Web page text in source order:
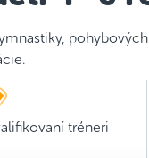
tréneri